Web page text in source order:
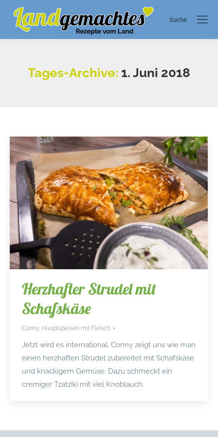
Search:
Suche
Tages-Archive: 1. Juni 2018
Herzhafter Strudel mit
Schafskäse
Conny Hauptspeisen mit Fleisch
Jetzt wird es international. Conny zeigt uns wie man
einen herzhaften Strudel zubereitet mit Schafskäse
und knackigem Gemüse. Dazu schmeckt ein
cremiger Tzatziki mit viel Knoblauch.